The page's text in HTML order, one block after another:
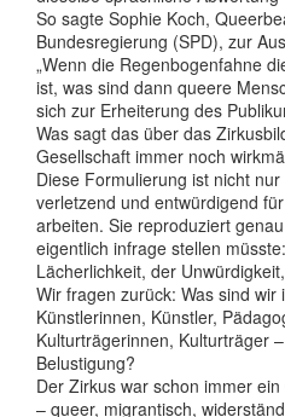
So sagte Sophie Koch,
Bundesregierung (SPD), zur
„Wenn die Regenbogenfahne
ist, was sind dann queere
sich zur Erheiterung des
Was sagt das über das
Gesellschaft immer noch
Diese Formulierung ist nicht
verletzend und entwürdigend
arbeiten. Sie reproduziert
eigentlich infrage stellen
Lächerlichkeit, der
Wir fragen zurück: Was sind wir
Künstlerinnen, Künstler,
Kulturträgerinnen, Kulturträger
Belustigung?
Der Zirkus war schon immer
– queer, migrantisch,